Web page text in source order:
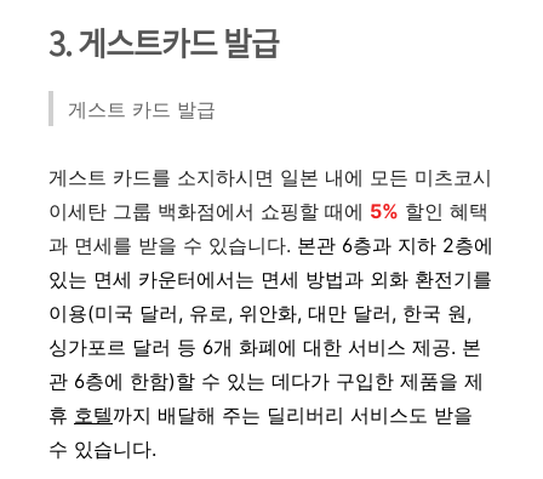
3. 게스트카드 발급
게스트 카드 발급
게스트 카드를 소지하시면 일본 내에 모든 미츠코시
이세탄 그룹 백화점에서 쇼핑할 때에 5% 할인 혜택
과 면세를 받을 수 있습니다. 본관 6층과 지하 2층에
있는 면세 카운터에서는 면세 방법과 외화 환전기를
이용(미국 달러, 유로, 위안화, 대만 달러, 한국 원,
싱가포르 달러 등 6개 화폐에 대한 서비스 제공. 본
관 6층에 한함)할 수 있는 데다가 구입한 제품을 제
휴 호텔까지 배달해 주는 딜리버리 서비스도 받을
수 있습니다.